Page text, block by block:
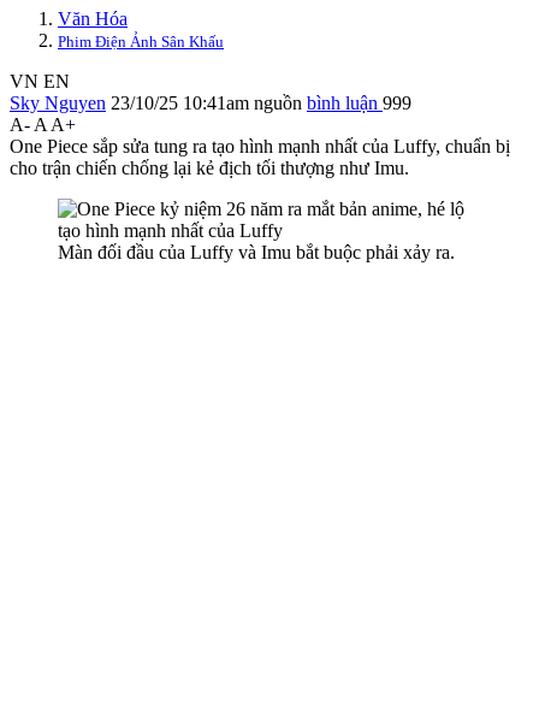
Văn Hóa
Phim Điện Ảnh Sân Khấu
VN EN
Sky Nguyen 23/10/25 10:41am nguồn bình luận 999
A- A A+
One Piece sắp sửa tung ra tạo hình mạnh nhất của Luffy, chuẩn bị
cho trận chiến chống lại kẻ địch tối thượng như Imu.
Màn đối đầu của Luffy và Imu bắt buộc phải xảy ra.